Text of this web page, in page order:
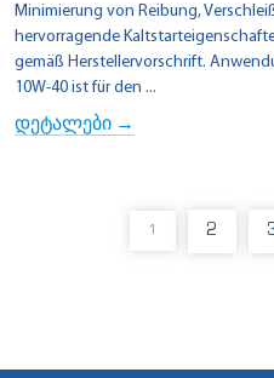
Minimierung von Reibung,
hervorragende
gemäß Herstellervorschrift.
10W-40 ist für den ...
დეტალები →
1 2